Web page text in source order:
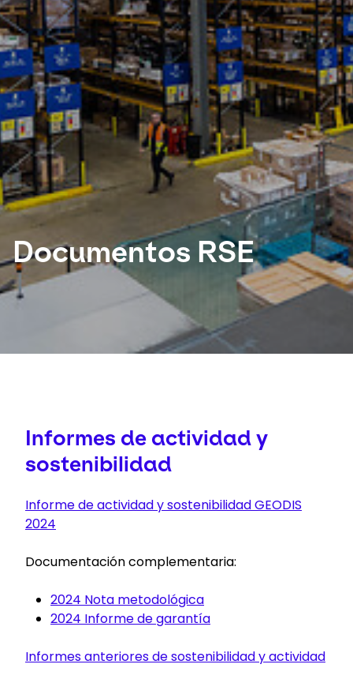
Seleccione su país e idioma
Chile - ES
Documentos RSE
Informes de actividad y
sostenibilidad
Informe de actividad y sostenibilidad GEODIS
2024
Documentación complementaria:
2024 Nota metodológica
2024 Informe de garantía
Informes anteriores de sostenibilidad y actividad